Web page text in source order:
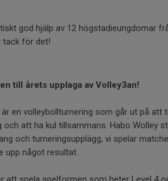
god hjälp av 12 högstadieungdomar
tack för det!
till årets upplaga av Volley3an!
är en volleybollturnering som går ut på att
och att ha kul tillsammans. Habo Wolley
och turneringsupplägg, vi spelar
upp något resultat.